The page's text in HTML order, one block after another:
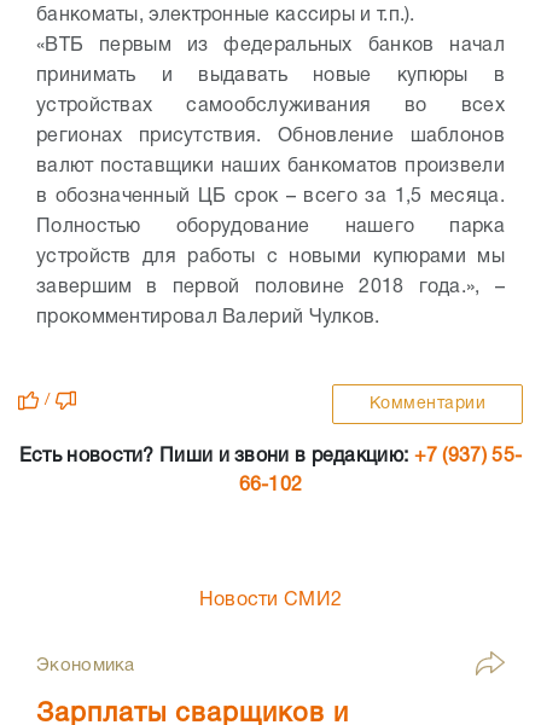
банкоматы, электронные кассиры и т.п.).
«ВТБ первым из федеральных банков начал
принимать и выдавать новые купюры в
устройствах самообслуживания во всех
регионах присутствия. Обновление шаблонов
валют поставщики наших банкоматов произвели
в обозначенный ЦБ срок – всего за 1,5 месяца.
Полностью оборудование нашего парка
устройств для работы с новыми купюрами мы
завершим в первой половине 2018 года.», –
прокомментировал Валерий Чулков.
/ Комментарии
Есть новости? Пиши и звони в редакцию: +7 (937) 55-
66-102
Новости СМИ2
Экономика
Зарплаты сварщиков и